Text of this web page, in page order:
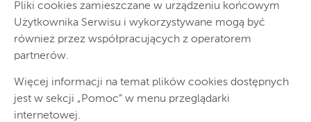
Pliki cookies zamieszczane w urządzeniu końcowym
Użytkownika Serwisu i wykorzystywane mogą być
również przez współpracujących z operatorem
partnerów.
Więcej informacji na temat plików cookies dostępnych
jest w sekcji „Pomoc” w menu przeglądarki
internetowej.